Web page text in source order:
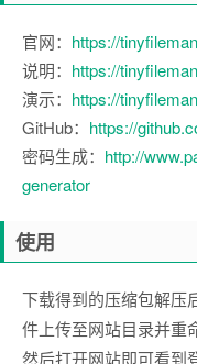
官网： https://
说明： https://
演示： https://
GitHub： https://
密码生成： http://
generator
使用
下载得到的压缩包解压
件上传至网站目录并重
然后打开网站即可看到